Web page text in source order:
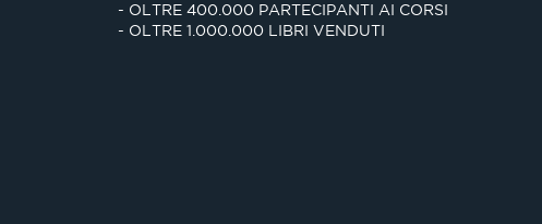
- OLTRE 400.000 PARTECIPANTI AI CORSI
- OLTRE 1.000.000 LIBRI VENDUTI